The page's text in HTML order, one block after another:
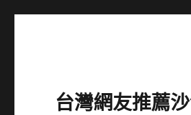
台灣網友推薦